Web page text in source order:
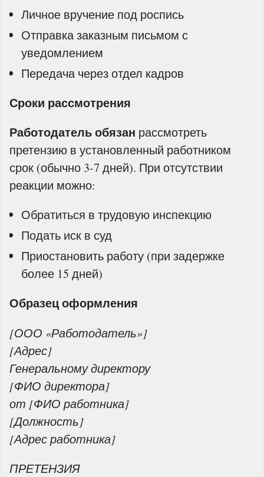
Личное вручение под роспись
Отправка заказным письмом с
уведомлением
Передача через отдел кадров
Сроки рассмотрения
Работодатель обязан рассмотреть
претензию в установленный работником
срок (обычно 3-7 дней). При отсутствии
реакции можно:
Обратиться в трудовую инспекцию
Подать иск в суд
Приостановить работу (при задержке
более 15 дней)
Образец оформления
[ООО «Работодатель»]
[Адрес]
Генеральному директору
[ФИО директора]
от [ФИО работника]
[Должность]
[Адрес работника]
ПРЕТЕНЗИЯ